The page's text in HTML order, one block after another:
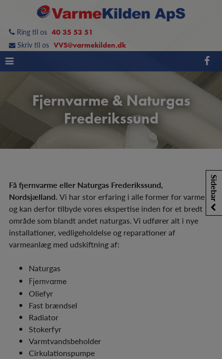
indholdet
Ring til os 40 35 53 51
Skriv til os VVS@varmekilden.dk
Fjernvarme & Naturgas
Frederikssund
Få fjernvarme eller Naturgas Frederikssund,
Nordsjælland. Vi har stor erfaring i alle former for varme
og kan derfor tilbyde vores ekspertise inden for et bredt
område som blandt andet naturgas. Vi udfører alt i nye
installationer, vedligeholdelse og reparationer af
varmeanlæg med udskiftning af:
Naturgas
Fjernvarme
Oliefyr
Fast brændsel
Radiator
Stokerfyr
Varmtvandsbeholder
Cirkulationspumpe
Sidebar